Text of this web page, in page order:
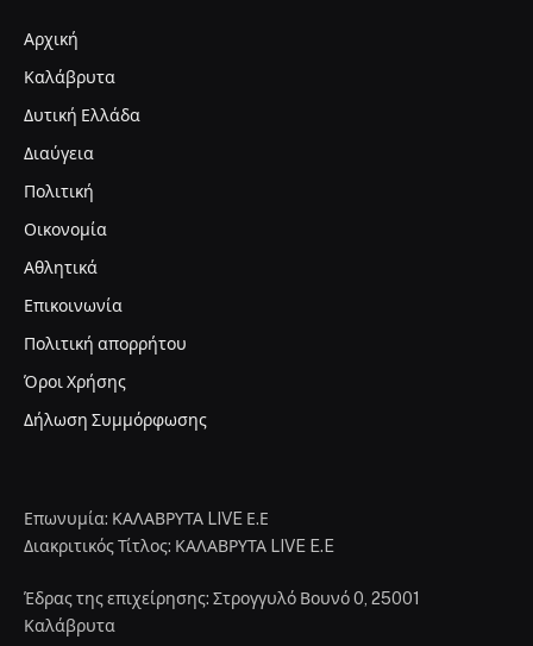
Αρχική
Καλάβρυτα
Δυτική Ελλάδα
Διαύγεια
Πολιτική
Οικονομία
Αθλητικά
Επικοινωνία
Πολιτική απορρήτου
Όροι Χρήσης
Δήλωση Συμμόρφωσης
Επωνυμία: ΚΑΛΑΒΡΥΤΑ LIVE Ε.Ε
Διακριτικός Τίτλος: ΚΑΛΑΒΡΥΤΑ LIVE E.E
Έδρας της επιχείρησης: Στρογγυλό Βουνό 0, 25001
Καλάβρυτα